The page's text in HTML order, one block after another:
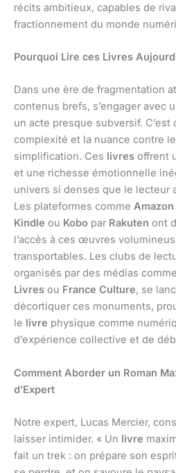
récits ambitieux, capables de
fractionnement du monde
Pourquoi Lire ces Livres
Dans une ère de fragmentation
contenus brefs, s’engager avec
un acte presque subversif. C’est
complexité et la nuance contre
simplification. Ces livres offrent
et une richesse émotionnelle
univers si denses que le lecteur
Les plateformes comme Amazon
Kindle ou Kobo par Rakuten ont
l’accès à ces œuvres
transportables. Les clubs de
organisés par des médias comme
Livres ou France Culture, se
décortiquer ces monuments,
le livre physique comme
d’expérience collective et de
Comment Aborder un Roman
d’Expert
Notre expert, Lucas Mercier,
laisser intimider. « Un livre
fait un trek : on prépare son